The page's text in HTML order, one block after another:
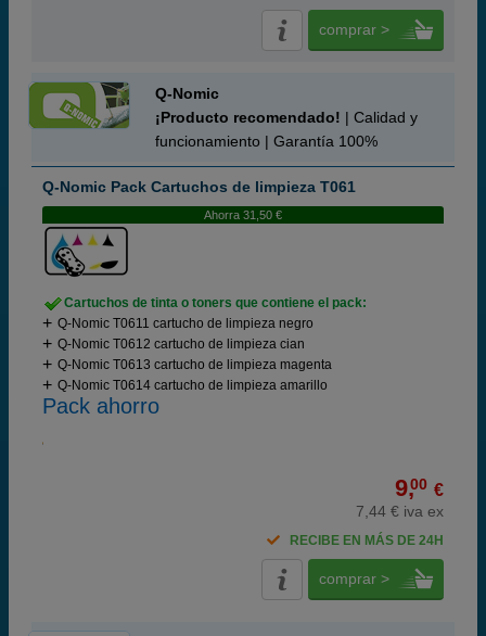
comprar >
Q-Nomic
¡Producto recomendado! | Calidad y
funcionamiento | Garantía 100%
Q-Nomic Pack Cartuchos de limpieza T061
Ahorra 31,50 €
Cartuchos de tinta o toners que contiene el pack:
Q-Nomic T0611 cartucho de limpieza negro
Q-Nomic T0612 cartucho de limpieza cian
Q-Nomic T0613 cartucho de limpieza magenta
Q-Nomic T0614 cartucho de limpieza amarillo
Pack ahorro
9,00 €
7,44 € iva ex
RECIBE EN MÁS DE 24H
comprar >